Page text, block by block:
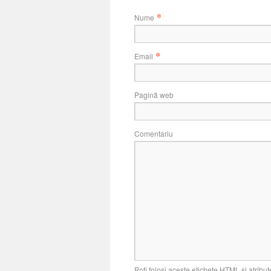
Nume *
Email *
Pagină web
Comentariu